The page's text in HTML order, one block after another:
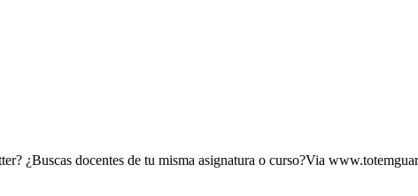
¿Buscas docentes de tu misma asignatura o curso?Via